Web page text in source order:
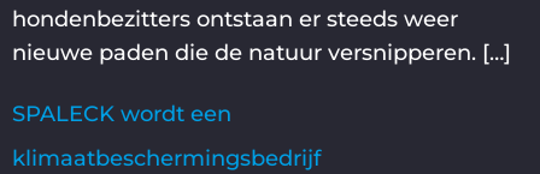
hondenbezitters ontstaan er steeds weer
nieuwe paden die de natuur versnipperen. […]
SPALECK wordt een
klimaatbeschermingsbedrijf